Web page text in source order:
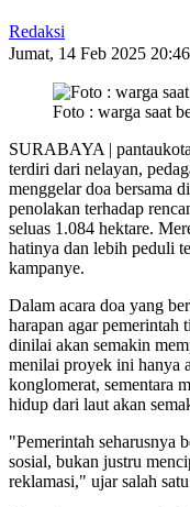
Redaksi
Jumat, 14 Feb 2025
Foto : warga saat
SURABAYA |
terdiri dari nelayan,
menggelar doa bersama
penolakan terhadap
seluas 1.084 hektare.
hatinya dan lebih peduli
kampanye.
Dalam acara doa yang
harapan agar pemerintah
dinilai akan semakin
menilai proyek ini hanya
konglomerat, sementara
hidup dari laut akan
"Pemerintah seharusnya
sosial, bukan justru
reklamasi," ujar salah